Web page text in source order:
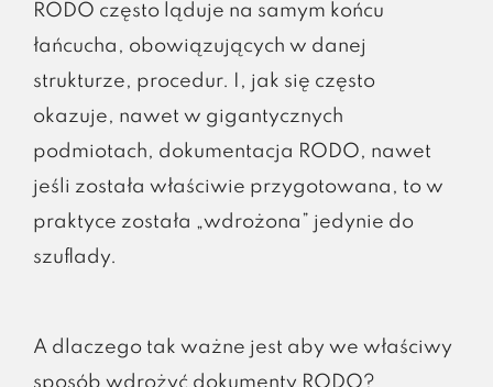
RODO często ląduje na samym końcu
łańcucha, obowiązujących w danej
strukturze, procedur. I, jak się często
okazuje, nawet w gigantycznych
podmiotach, dokumentacja RODO, nawet
jeśli została właściwie przygotowana, to w
praktyce została „wdrożona” jedynie do
szuflady.
A dlaczego tak ważne jest aby we właściwy
sposób wdrożyć dokumenty RODO?